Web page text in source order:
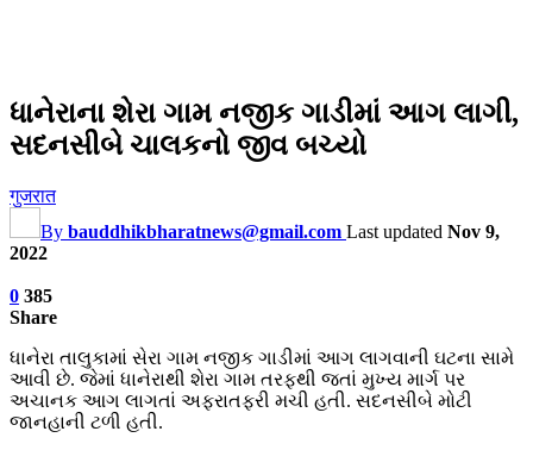
ધાનેરાના શેરા ગામ નજીક ગાડીમાં આગ લાગી,
સદનસીબે ચાલકનો જીવ બચ્યો
गुजरात
By bauddhikbharatnews@gmail.com Last updated Nov 9,
2022
0 385
Share
ધાનેરા તાલુકામાં સેરા ગામ નજીક ગાડીમાં આગ લાગવાની ઘટના સામે
આવી છે. જેમાં ધાનેરાથી શેરા ગામ તરફથી જતાં મુખ્ય માર્ગ પર
અચાનક આગ લાગતાં અફરાતફરી મચી હતી. સદનસીબે મોટી
જાનહાની ટળી હતી.